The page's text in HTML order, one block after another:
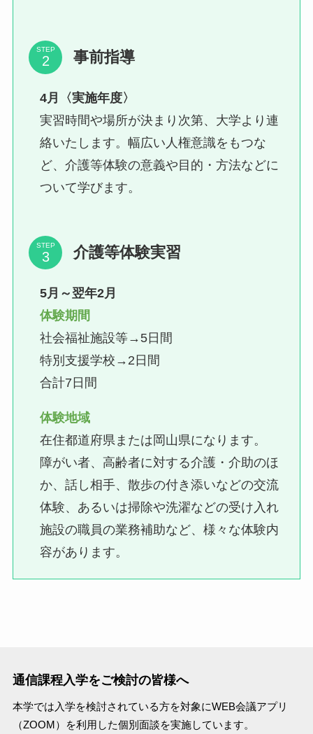
STEP 事前指導
4月〈実施年度〉
実習時間や場所が決まり次第、大学より連
絡いたします。幅広い人権意識をもつな
ど、介護等体験の意義や目的・方法などに
ついて学びます。
STEP 介護等体験実習
5月～翌年2月
体験期間
社会福祉施設等→5日間
特別支援学校→2日間
合計7日間
体験地域
在住都道府県または岡山県になります。
障がい者、高齢者に対する介護・介助のほ
か、話し相手、散歩の付き添いなどの交流
体験、あるいは掃除や洗濯などの受け入れ
施設の職員の業務補助など、様々な体験内
容があります。
通信課程入学をご検討の皆様へ
本学では入学を検討されている方を対象にWEB会議アプリ
（ZOOM）を利用した個別面談を実施しています。